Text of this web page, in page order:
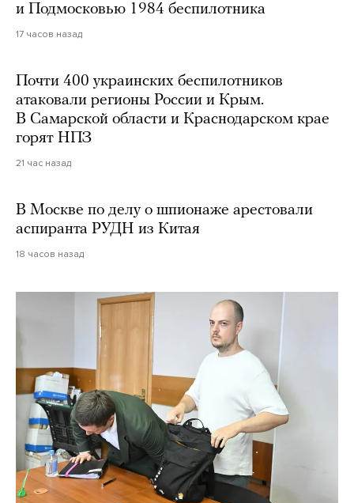
и Подмосковью 1984 беспилотника
17 часов назад
Почти 400 украинских беспилотников
атаковали регионы России и Крым.
В Самарской области и Краснодарском крае
горят НПЗ
21 час назад
В Москве по делу о шпионаже арестовали
аспиранта РУДН из Китая
18 часов назад